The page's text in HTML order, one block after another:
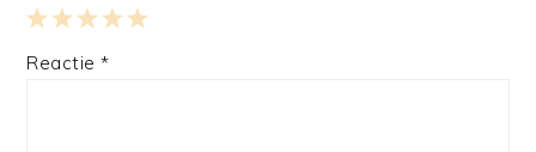
4
3
2
1
Reactie*